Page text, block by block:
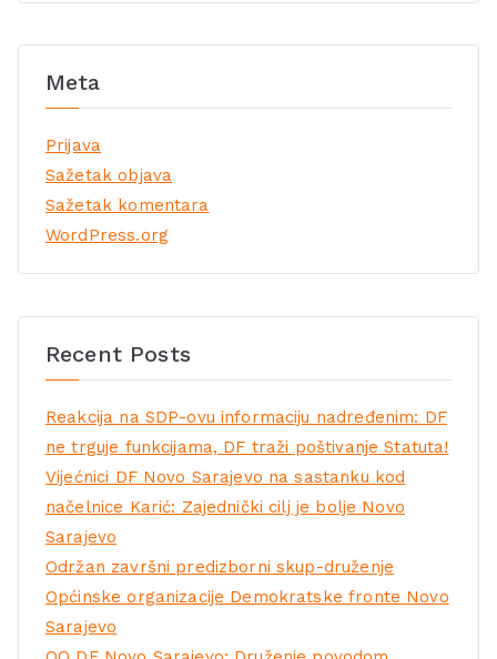
Meta
Prijava
Sažetak objava
Sažetak komentara
WordPress.org
Recent Posts
Reakcija na SDP-ovu informaciju nadređenim: DF
ne trguje funkcijama, DF traži poštivanje Statuta!
Vijećnici DF Novo Sarajevo na sastanku kod
načelnice Karić: Zajednički cilj je bolje Novo
Sarajevo
Održan završni predizborni skup-druženje
Općinske organizacije Demokratske fronte Novo
Sarajevo